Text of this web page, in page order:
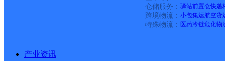
仓储服务： 驿站前置仓快递
跨境物流： 小包集运航空货
特殊物流： 医药冷链危化物
产业资讯